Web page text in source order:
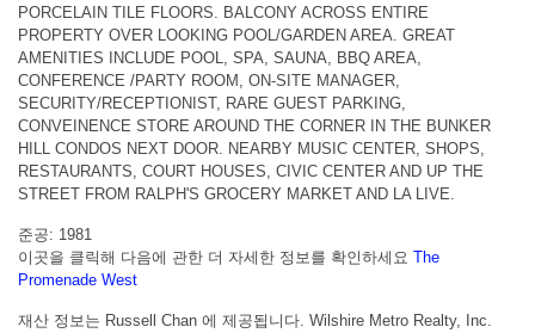
PORCELAIN TILE FLOORS. BALCONY ACROSS ENTIRE
PROPERTY OVER LOOKING POOL/GARDEN AREA. GREAT
AMENITIES INCLUDE POOL, SPA, SAUNA, BBQ AREA,
CONFERENCE /PARTY ROOM, ON-SITE MANAGER,
SECURITY/RECEPTIONIST, RARE GUEST PARKING,
CONVEINENCE STORE AROUND THE CORNER IN THE BUNKER
HILL CONDOS NEXT DOOR. NEARBY MUSIC CENTER, SHOPS,
RESTAURANTS, COURT HOUSES, CIVIC CENTER AND UP THE
STREET FROM RALPH'S GROCERY MARKET AND LA LIVE.
준공: 1981
이곳을 클릭해 다음에 관한 더 자세한 정보를 확인하세요 The
Promenade West
재산 정보는 Russell Chan 에 제공됩니다. Wilshire Metro Realty, Inc.